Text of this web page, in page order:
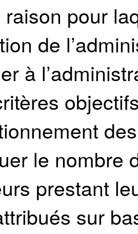
raison pour
de
à
le nombre
prestant
sur